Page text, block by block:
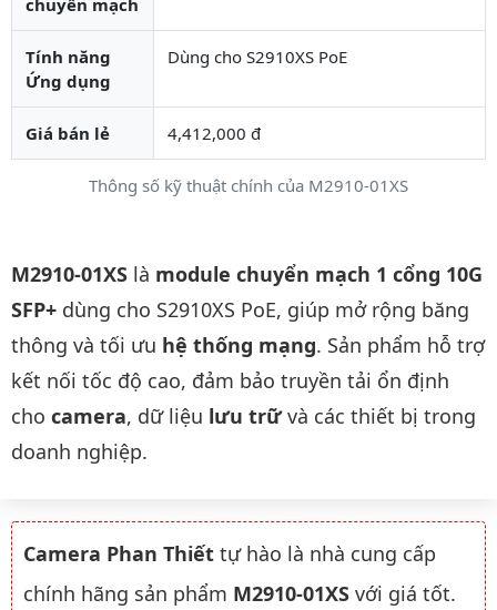
Thông số kỹ thuật chính của M2910-01XS
Tính năng
Ứng dụng
Dùng cho S2910XS PoE
Giá bán lẻ 4,412,000 đ
Mô tả chi tiết sản phẩm
M2910-01XS là module chuyển mạch 1 cổng 10G
SFP+ dùng cho S2910XS PoE, giúp mở rộng băng
thông và tối ưu hệ thống mạng. Sản phẩm hỗ trợ
kết nối tốc độ cao, đảm bảo truyền tải ổn định
cho camera, dữ liệu lưu trữvà các thiết bị trong
doanh nghiệp.
Camera Phan Thiết tự hào là nhà cung cấp
chính hãng sản phẩm M2910-01XS với giá tốt.